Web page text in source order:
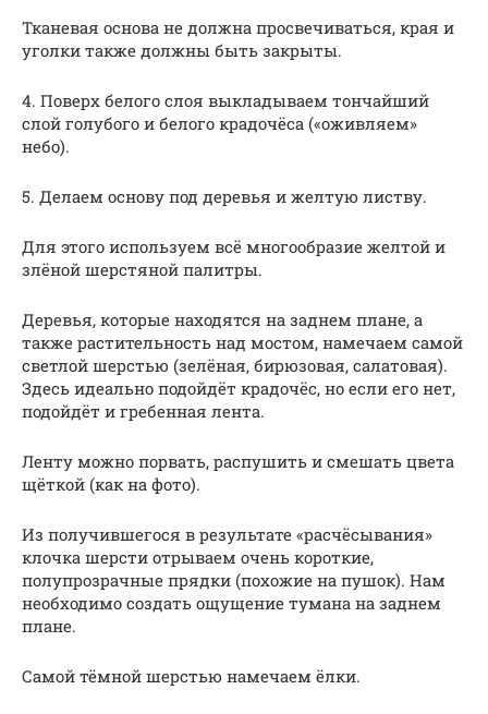
Тканевая основа не должна просвечиваться, края и
уголки также должны быть закрыты.
4. Поверх белого слоя выкладываем тончайший
слой голубого и белого крадочёса («оживляем»
небо).
5. Делаем основу под деревья и желтую листву.
Для этого используем всё многообразие желтой и
злёной шерстяной палитры.
Деревья, которые находятся на заднем плане, а
также растительность над мостом, намечаем самой
светлой шерстью (зелёная, бирюзовая, салатовая).
Здесь идеально подойдёт крадочёс, но если его нет,
подойдёт и гребенная лента.
Ленту можно порвать, распушить и смешать цвета
щёткой (как на фото).
Из получившегося в результате «расчёсывания»
клочка шерсти отрываем очень короткие,
полупрозрачные прядки (похожие на пушок). Нам
необходимо создать ощущение тумана на заднем
плане.
Самой тёмной шерстью намечаем ёлки.